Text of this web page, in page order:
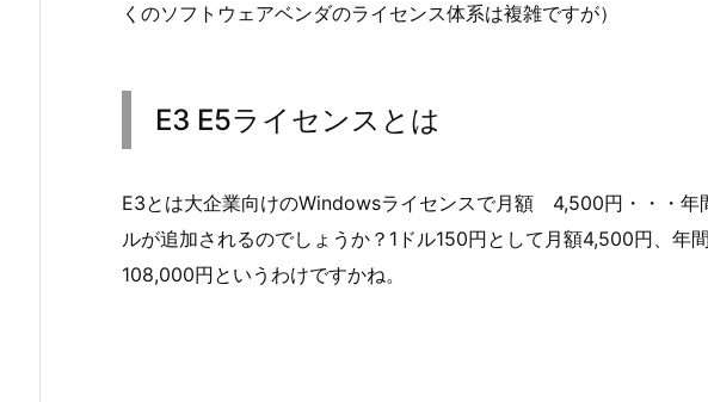
くのソフトウェアベンダのライセンス体系は複雑ですが）
E3 E5ライセンスとは
E3とは大企業向けのWindowsライセンスで月額 4,500円・・・年
ルが追加されるのでしょうか？1ドル150円として月額4,500円、年
108,000円というわけですかね。